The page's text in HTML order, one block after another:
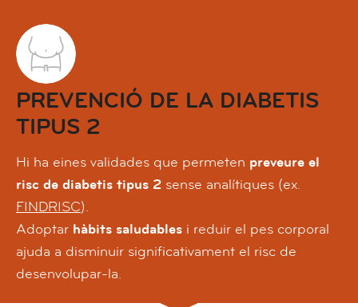
PREVENCIÓ DE LA DIABETIS
TIPUS 2
Hi ha eines validades que permeten preveure el
risc de diabetis tipus 2 sense analítiques (ex.
FINDRISC).
Adoptar hàbits saludables i reduir el pes corporal
ajuda a disminuir significativament el risc de
desenvolupar-la.